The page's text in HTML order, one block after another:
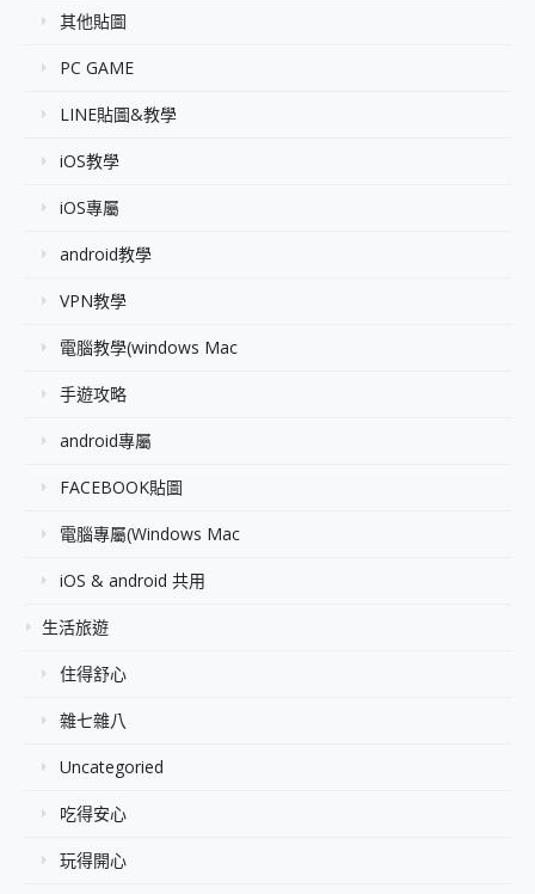
其他貼圖
PC GAME
LINE貼圖&教學
iOS教學
iOS專屬
android教學
VPN教學
電腦教學(windows Mac
手遊攻略
android專屬
FACEBOOK貼圖
電腦專屬(Windows Mac
iOS & android 共用
生活旅遊
住得舒心
雜七雜八
Uncategoried
吃得安心
玩得開心